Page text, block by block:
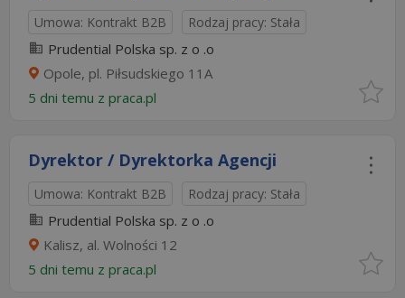
Umowa: Kontrakt B2B Rodzaj pracy: Stała
Prudential Polska sp. z o .o
Opole, pl. Piłsudskiego 11A
5 dni temu z praca.pl
Dyrektor / Dyrektorka Agencji
Umowa: Kontrakt B2B Rodzaj pracy: Stała
Prudential Polska sp. z o .o
Kalisz, al. Wolności 12
5 dni temu z praca.pl